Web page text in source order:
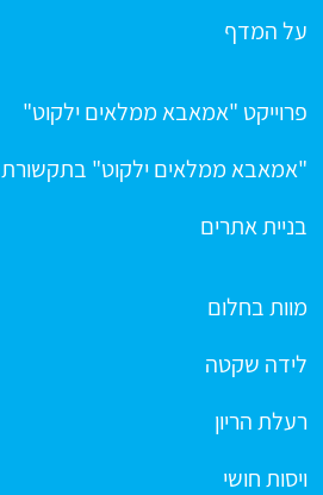
על המדף
פרוייקט "אמאבא ממלאים ילקוט"
"אמאבא ממלאים ילקוט" בתקשורת
בניית אתרים
מוות בחלום
לידה שקטה
רעלת הריון
ויסות חושי